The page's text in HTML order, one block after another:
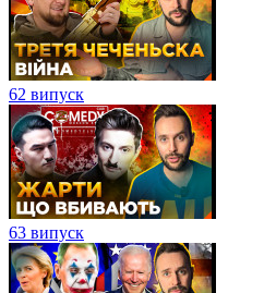
62 випуск
63 випуск